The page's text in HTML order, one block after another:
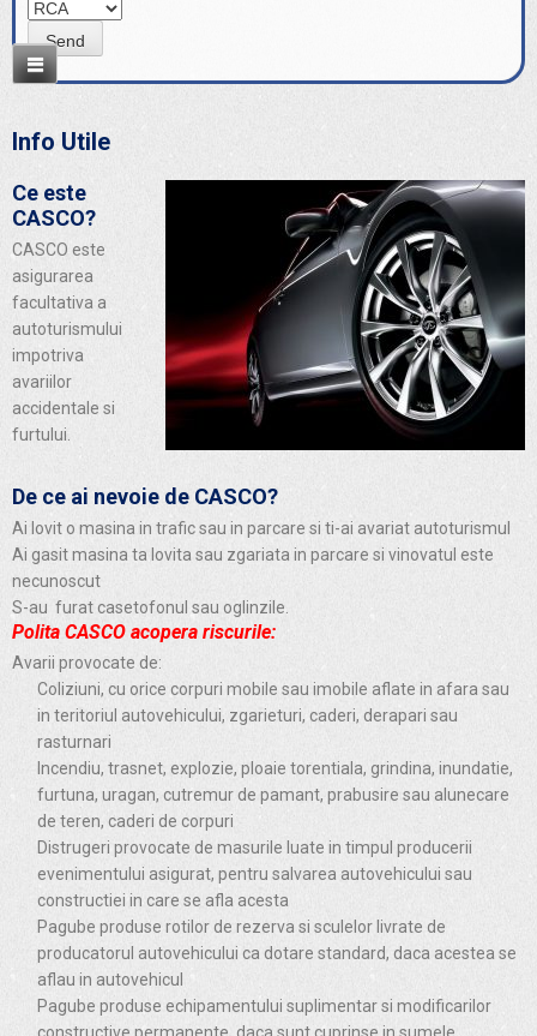
Info Utile
Ce este
CASCO?
CASCO este
asigurarea
facultativa a
autoturismului
impotriva
avariilor
accidentale si
furtului.
De ce ai nevoie de CASCO?
Ai lovit o masina in trafic sau in parcare si ti-ai avariat autoturismul
Ai gasit masina ta lovita sau zgariata in parcare si vinovatul este
necunoscut
S-au furat casetofonul sau oglinzile.
Polita CASCO acopera riscurile:
Avarii provocate de:
Coliziuni, cu orice corpuri mobile sau imobile aflate in afara sau
in teritoriul autovehicului, zgarieturi, caderi, derapari sau
rasturnari
Incendiu, trasnet, explozie, ploaie torentiala, grindina, inundatie,
furtuna, uragan, cutremur de pamant, prabusire sau alunecare
de teren, caderi de corpuri
Distrugeri provocate de masurile luate in timpul producerii
evenimentului asigurat, pentru salvarea autovehicului sau
constructiei in care se afla acesta
Pagube produse rotilor de rezerva si sculelor livrate de
producatorul autovehicului ca dotare standard, daca acestea se
aflau in autovehicul
Pagube produse echipamentului suplimentar si modificarilor